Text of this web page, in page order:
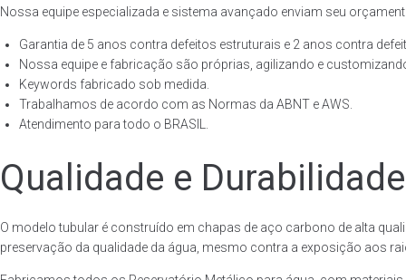
Nossa equipe especializada e sistema avançado enviam seu
Garantia de 5 anos contra defeitos estruturais e 2 anos contra
Nossa equipe e fabricação são próprias, agilizando e
Keywords fabricado sob medida.
Trabalhamos de acordo com as Normas da ABNT e AWS.
Atendimento para todo o BRASIL.
Qualidade e
O modelo tubular é construído em chapas de aço carbono de alta
preservação da qualidade da água, mesmo contra a exposição aos